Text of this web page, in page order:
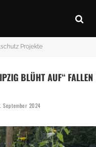
Projekte
BLÜHT AUF“ FALLEN
September 2024